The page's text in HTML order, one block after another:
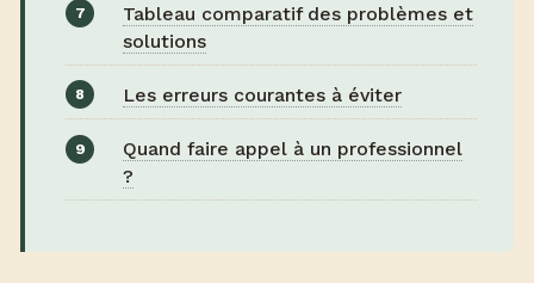
Tableau comparatif des problèmes et
solutions
Les erreurs courantes à éviter
Quand faire appel à un professionnel
?